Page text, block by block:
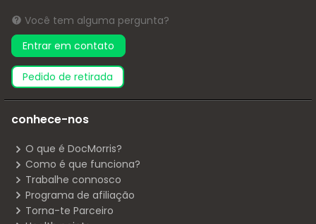
Você tem alguma pergunta?
Entrar em contato
pedido de retirada
conhece-nos
O que é DocMorris?
Como é que funciona?
Trabalhe connosco
Programa de afiliação
Torna-te Parceiro